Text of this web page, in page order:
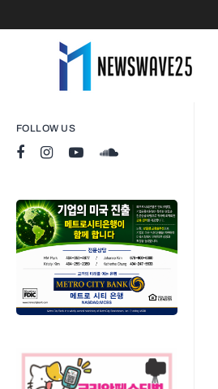
FOLLOW US